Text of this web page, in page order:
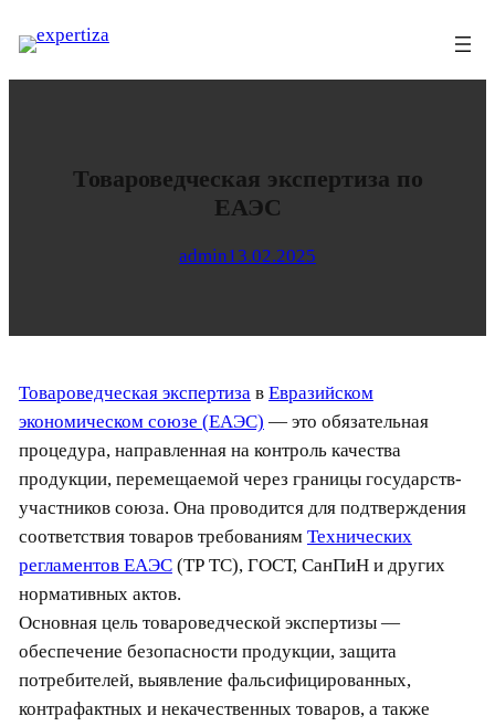
содержимому
Товароведческая экспертиза по
ЕАЭС
admin13.02.2025
Товароведческая экспертизав Евразийском
экономическом союзе (ЕАЭС) — это обязательная
процедура, направленная на контроль качества
продукции, перемещаемой через границы государств-
участников союза. Она проводится для подтверждения
соответствия товаров требованиям Технических
регламентов ЕАЭС(ТР ТС), ГОСТ, СанПиН и других
нормативных актов.
Основная цель товароведческой экспертизы —
обеспечение безопасности продукции, защита
потребителей, выявление фальсифицированных,
контрафактных и некачественных товаров, а также